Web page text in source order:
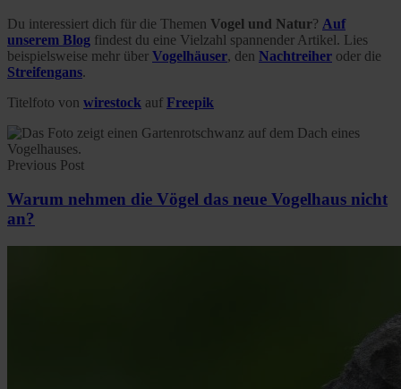
Du interessiert dich für die Themen Vogel und Natur? Auf
unserem Blog findest du eine Vielzahl spannender Artikel. Lies
beispielsweise mehr über Vogelhäuser, den Nachtreiher oder die
Streifengans.
Titelfoto von wirestock auf Freepik
Previous Post
Warum nehmen die Vögel das neue Vogelhaus nicht
an?